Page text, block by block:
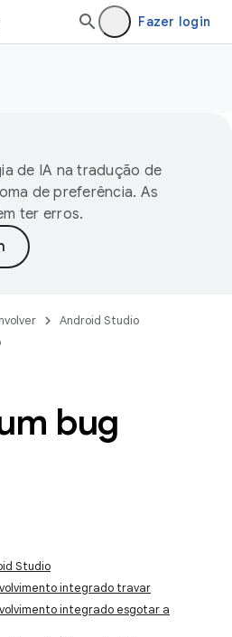
Fazer login
de IA na tradução de
de preferência. As
ter erros.
Android Studio
bug
Studio
integrado travar
integrado esgotar a